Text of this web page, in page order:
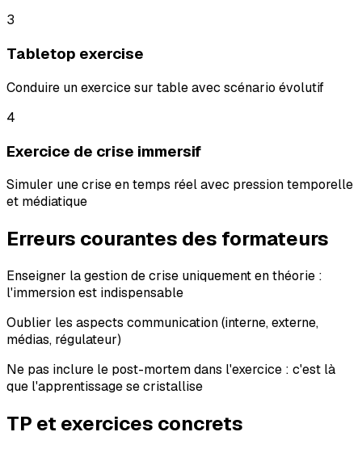
3
Tabletop exercise
Conduire un exercice sur table avec scénario évolutif
4
Exercice de crise immersif
Simuler une crise en temps réel avec pression temporelle
et médiatique
Erreurs courantes des formateurs
Enseigner la gestion de crise uniquement en théorie :
l'immersion est indispensable
Oublier les aspects communication (interne, externe,
médias, régulateur)
Ne pas inclure le post-mortem dans l'exercice : c'est là
que l'apprentissage se cristallise
TP et exercices concrets